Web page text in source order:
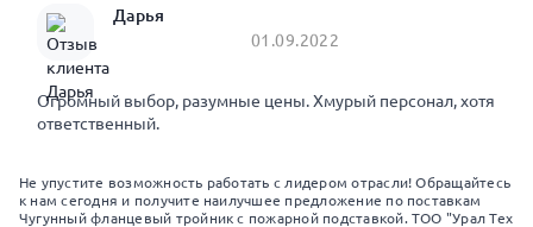
Дарья
01.09.2022
Огромный выбор, разумные цены. Хмурый персонал, хотя
ответственный.
Не упустите возможность работать с лидером отрасли! Обращайтесь
к нам сегодня и получите наилучшее предложение по поставкам
Чугунный фланцевый тройник с пожарной подставкой. ТОО "Урал Тех